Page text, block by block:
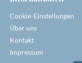
Cookie-Einstellungen
Über uns
Kontakt
Impressum